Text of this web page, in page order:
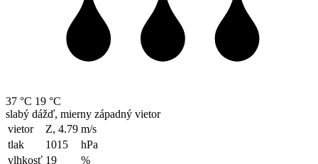
37 °C 19 °C
slabý dážď, mierny západný vietor
vietor
Z, 4.79 m/s
tlak
1015
hPa
vlhkosť 19
%